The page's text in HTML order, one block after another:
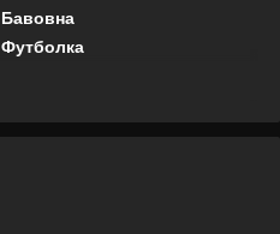
Бавовна
Футболка